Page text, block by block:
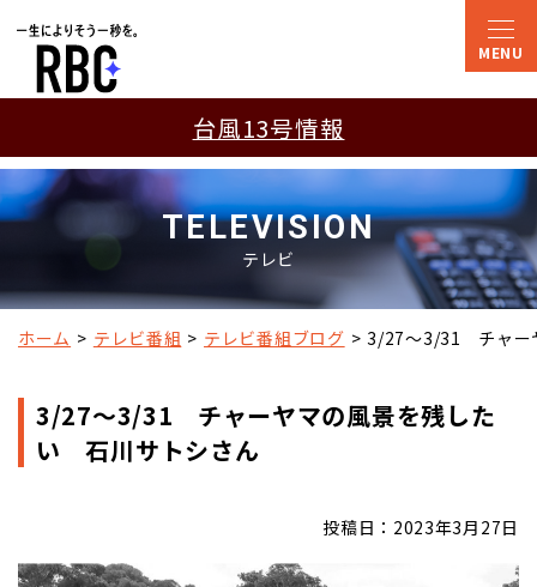
台風13号情報
TELEVISION
テレビ
ホーム テレビ番組 テレビ番組ブログ 3/27～3/31　チャー
3/27～3/31 チャーヤマの風景を残した
い 石川サトシさん
投稿日：2023年3月27日